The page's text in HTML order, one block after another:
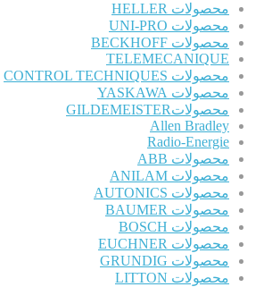
محصولات HELLER
محصولات UNI-PRO
محصولات BECKHOFF
TELEMECANIQUE
محصولات CONTROL TECHNIQUES
محصولات YASKAWA
محصولاتGILDEMEISTER
Allen Bradley
Radio-Energie
محصولات ABB
محصولات ANILAM
محصولات AUTONICS
محصولات BAUMER
محصولات BOSCH
محصولات EUCHNER
محصولات GRUNDIG
محصولات LITTON